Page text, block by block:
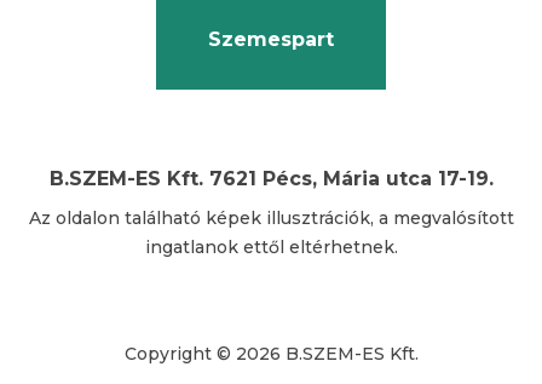
Szemespart
B.SZEM-ES Kft. 7621 Pécs, Mária utca 17-19.
Az oldalon található képek illusztrációk, a megvalósított
ingatlanok ettől eltérhetnek.
Copyright © 2026 B.SZEM-ES Kft.